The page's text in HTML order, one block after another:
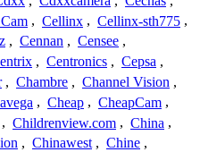
, Cellinx , Cellinx-sth775 ,
, Cennan , Censee ,
, Centronics , Cepsa ,
, Chambre , Channel Vision ,
, Cheap , CheapCam ,
, Childrenview.com , China ,
, Chinawest , Chine ,